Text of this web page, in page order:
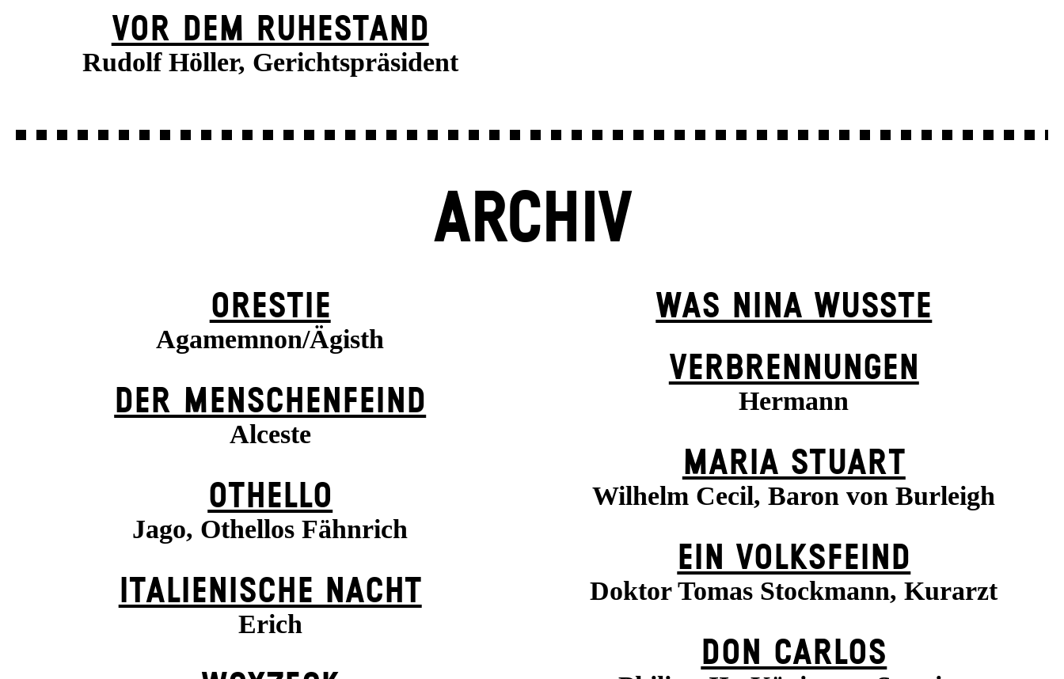
VOR DEM RUHESTAND
Rudolf Höller, Gerichtspräsident
ARCHIV
ORESTIE
Agamemnon/Ägisth
DER MENSCHENFEIND
Alceste
OTHELLO
Jago, Othellos Fähnrich
ITALIENISCHE NACHT
Erich
WAS NINA WUSSTE
VERBRENNUNGEN
Hermann
MARIA STUART
Wilhelm Cecil, Baron von Burleigh
EIN VOLKS­FEIND
Doktor Tomas Stockmann, Kurarzt
DON CARLOS